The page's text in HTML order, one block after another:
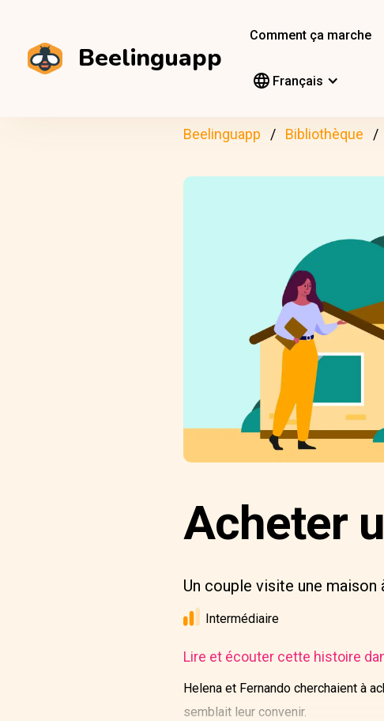
Beelinguapp
Comment ça marche
Français
Beelinguapp Bibliothèque
Acheter
Un couple visite une maison
Intermédiaire
Lire et écouter cette histoire
Helena et Fernando cherchaient à
semblait leur convenir.